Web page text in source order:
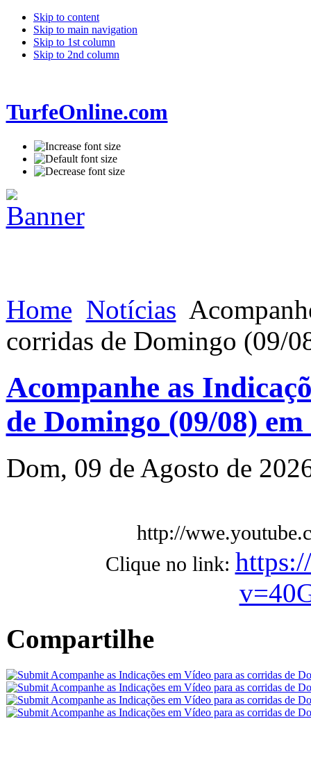
Skip to content
Skip to main navigation
Skip to 1st column
Skip to 2nd column
TurfeOnline.com
Home Notícias
corridas de Domingo (09/
Acompanhe as
de Domingo (09/08)
Dom, 09 de Agosto de
http://
Clique no link:
Compartilhe